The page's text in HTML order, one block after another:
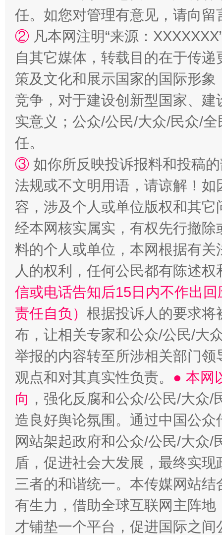
扯下公款旅游的“隐身衣” 如何以
任。如您对管理有意见，请向
② 凡本网注明“来源：
自其它媒体，转载目的在于传
策及文化和展示国家的国际形
竞争，对于建设创新型国家、
实意义；公众/公民/大众/民众/
任。
③ 如你所反映投诉报料和投稿
法规或不文明用语，请谅解！
容，涉及个人或单位版权和其它
经本网核实属实，有权先行撤
料的个人或单位，本网根据有
人的权利，任何公民都有陈述
信或电话告知后15日内不作出
责任自负） 根据投诉人的要求将
布，让相关专家和公众/公民/大
举报的内容转至所涉相关部门
观点和对其真实性负责。 ● 本网
向 ，强化反腐和公众/公民/大众
造良好舆论氛围。通过中国公
网站架起政府和公众/公民/大众
盾，促进社会大发展，最终实
三者的和谐统一。本传媒网站
有生力，借助全球互联网主阵
才铺垫一个平台，促进国际之